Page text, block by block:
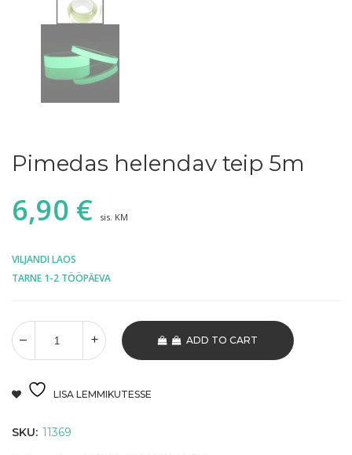
Pimedas helendav teip 5m
6,90 € sis. KM
VILJANDI LAOS
TARNE 1-2 TÖÖPÄEVA
ADD TO CART
LISA LEMMIKUTESSE
SKU: 11369